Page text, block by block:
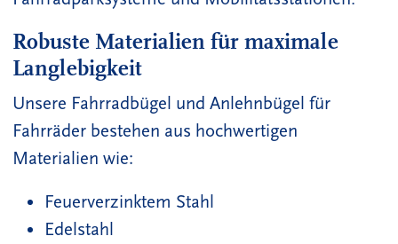
Robuste Materialien für maximale
Langlebigkeit
Unsere Fahrradbügel und Anlehnbügel für
Fahrräder bestehen aus hochwertigen
Materialien wie:
Feuerverzinktem Stahl
Edelstahl